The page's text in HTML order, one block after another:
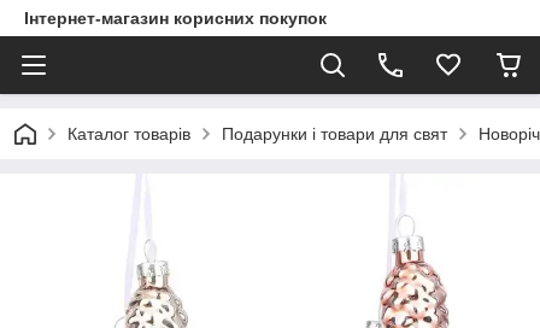
Інтернет-магазин корисних покупок
Каталог товарів Подарунки і товари для свят